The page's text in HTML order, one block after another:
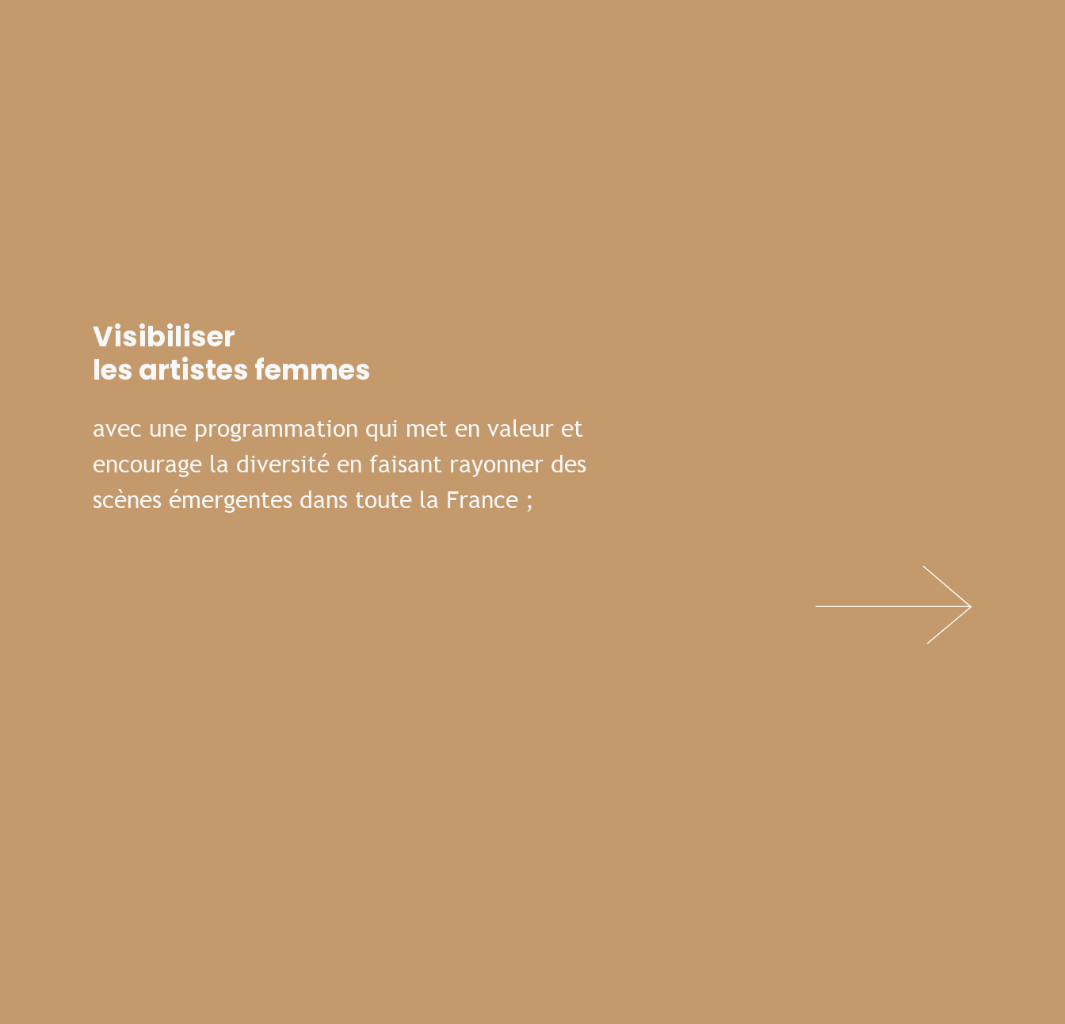
Visibiliser
les artistes femmes
avec une programmation qui met en valeur et
encourage la diversité en faisant rayonner des
scènes émergentes dans toute la France ;